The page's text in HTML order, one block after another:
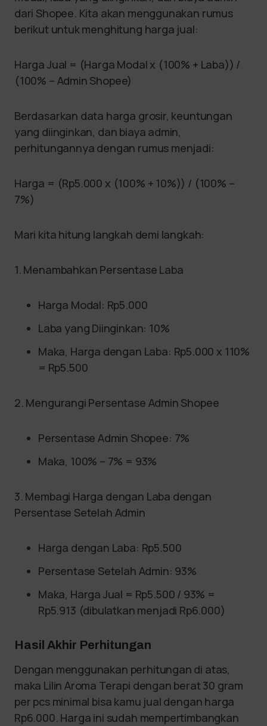
dari Shopee. Kita akan menggunakan rumus
berikut untuk menghitung harga jual:
Harga Jual = (Harga Modal x (100% + Laba)) /
(100% – Admin Shopee)
Berdasarkan data harga grosir, keuntungan
yang diinginkan, dan biaya admin,
perhitungannya dengan rumus menjadi:
Harga = (Rp5.000 x (100% + 10%)) / (100% –
7%)
Mari kita hitung langkah demi langkah:
1. Menambahkan Persentase Laba
Harga Modal: Rp5.000
Laba yang Diinginkan: 10%
Maka, Harga dengan Laba: Rp5.000 x 110%
= Rp5.500
2. Mengurangi Persentase Admin Shopee
Persentase Admin Shopee: 7%
Maka, 100% – 7% = 93%
3. Membagi Harga dengan Laba dengan
Persentase Setelah Admin
Harga dengan Laba: Rp5.500
Persentase Setelah Admin: 93%
Maka, Harga Jual = Rp5.500 / 93% =
Rp5.913 (dibulatkan menjadi Rp6.000)
Hasil Akhir Perhitungan
Dengan menggunakan perhitungan di atas,
maka Lilin Aroma Terapi dengan berat 30 gram
per pcs minimal bisa kamu jual dengan harga
Rp6.000. Harga ini sudah mempertimbangkan